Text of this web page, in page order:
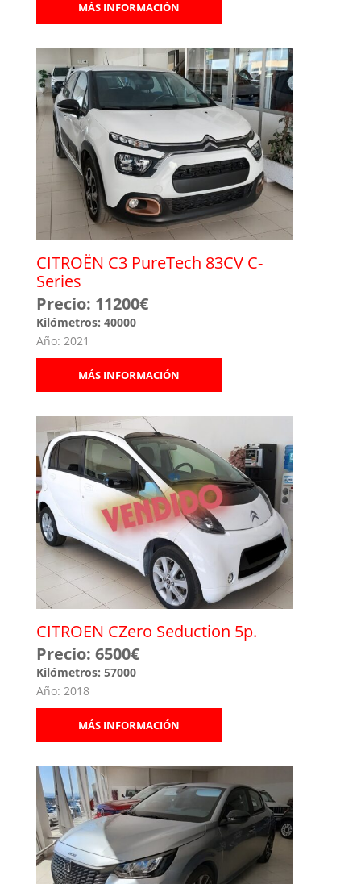
MÁS INFORMACIÓN
CITROËN C3 PureTech 83CV C-
Series
Precio: 11200€
Kilómetros: 40000
Año: 2021
MÁS INFORMACIÓN
CITROEN CZero Seduction 5p.
Precio: 6500€
Kilómetros: 57000
Año: 2018
MÁS INFORMACIÓN